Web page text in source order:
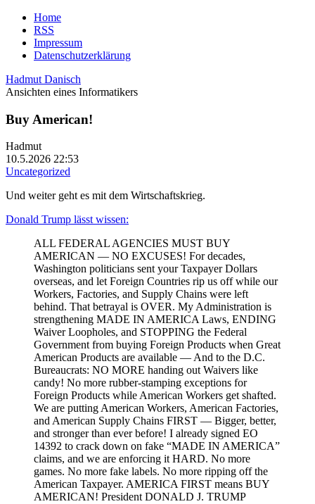
Home
RSS
Impressum
Datenschutzerklärung
Hadmut Danisch
Ansichten eines Informatikers
Buy American!
Hadmut
10.5.2026 22:53
Uncategorized
Und weiter geht es mit dem Wirtschaftskrieg.
Donald Trump lässt wissen:
ALL FEDERAL AGENCIES MUST BUY
AMERICAN — NO EXCUSES! For decades,
Washington politicians sent your Taxpayer Dollars
overseas, and let Foreign Countries rip us off while our
Workers, Factories, and Supply Chains were left
behind. That betrayal is OVER. My Administration is
strengthening MADE IN AMERICA Laws, ENDING
Waiver Loopholes, and STOPPING the Federal
Government from buying Foreign Products when Great
American Products are available — And to the D.C.
Bureaucrats: NO MORE handing out Waivers like
candy! No more rubber-stamping exceptions for
Foreign Products while American Workers get shafted.
We are putting American Workers, American Factories,
and American Supply Chains FIRST — Bigger, better,
and stronger than ever before! I already signed EO
14392 to crack down on fake “MADE IN AMERICA”
claims, and we are enforcing it HARD. No more
games. No more fake labels. No more ripping off the
American Taxpayer. AMERICA FIRST means BUY
AMERICAN! President DONALD J. TRUMP